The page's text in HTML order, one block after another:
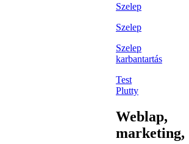
Szelep
Szelep
Szelep
karbantartás
Test
Plutty
Weblap,
marketing,